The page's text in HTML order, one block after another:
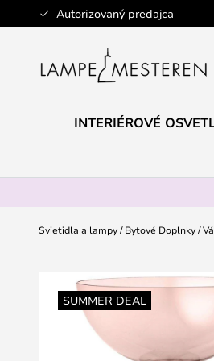
Autorizovaný predajca
Skip
to
INTERIÉROVÉ
Svietidla a lampy Bytové Doplnky
SUMMER DEAL
Preskočiť